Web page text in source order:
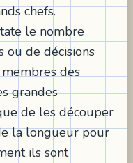
chefs.
le nombre
ou de décisions
des
grandes
de les découper
la longueur pour
ils sont